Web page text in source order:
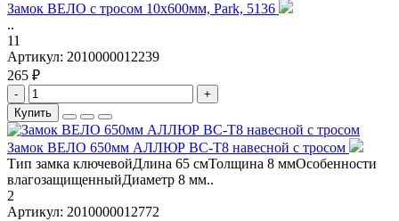
Замок ВЕЛО с тросом 10х600мм, Park, 5136
..
11
Артикул: 2010000012239
265 ₽
-
+
Купить
Замок ВЕЛО 650мм АЛЛЮР BC-T8 навесной с тросом
Тип замка ключевойДлина 65 смТолщина 8 ммОсобенности
влагозащищенныйДиаметр 8 мм..
2
Артикул: 2010000012772